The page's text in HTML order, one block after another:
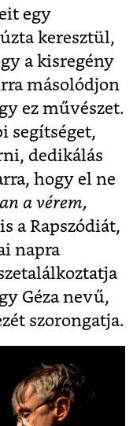
egy
keresztül,
a kisregény
másolódjon
ez művészet.
segítséget,
dedikálás
hogy el ne
a vérem,
a Rapszódiát,
napra
Géza nevű,
szorongatja.